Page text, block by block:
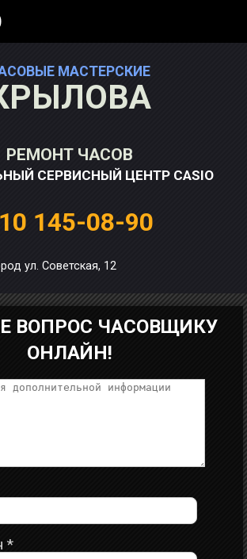
МАСТЕРСКИЕ
РЕМОНТ ЧАСОВ
СЕРВИСНЫЙ ЦЕНТР CASIO
145-08-90
ул. Советская, 12
ВОПРОС ЧАСОВЩИКУ
ОНЛАЙН!
*